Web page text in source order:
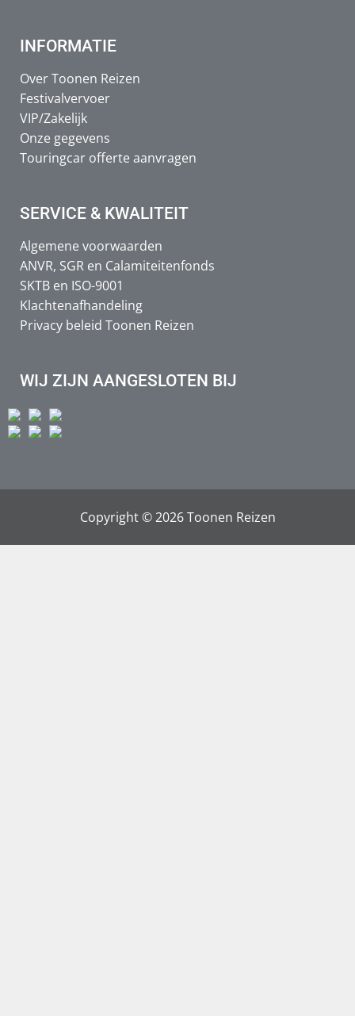
INFORMATIE
Over Toonen Reizen
Festivalvervoer
VIP/Zakelijk
Onze gegevens
Touringcar offerte aanvragen
SERVICE & KWALITEIT
Algemene voorwaarden
ANVR, SGR en Calamiteitenfonds
SKTB en ISO-9001
Klachtenafhandeling
Privacy beleid Toonen Reizen
WIJ ZIJN AANGESLOTEN BIJ
Copyright © 2026 Toonen Reizen